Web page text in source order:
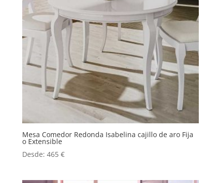
Mesa Comedor Redonda Isabelina cajillo de aro Fija
o Extensible
Desde: 465 €